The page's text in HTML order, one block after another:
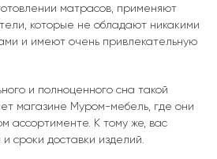
матрасов, применяют
которые не обладают никакими
и имеют очень привлекательную
и полноценного сна такой
магазине Муром-мебель, где они
ассортименте. К тому же, вас
сроки доставки изделий.